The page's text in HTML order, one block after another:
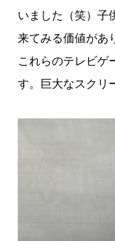
いました（笑）子
来てみる価値があ
これらのテレビゲ
す。巨大なスクリ